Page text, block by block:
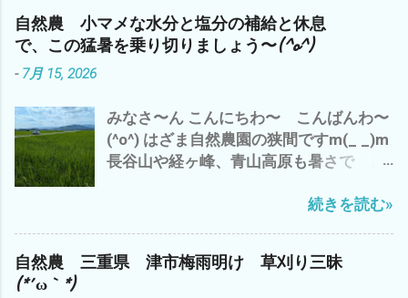
診のバイトを午前中に完了させ、 早く、
大人になりたいか？ 子供のまま のほ
うがイイのか？ - 6月 04, 2023 午後から
の誘導や補修など ジャンボニンニク も、
一部 収穫 これは、来年の種芋に^^; や
っぱ、 夕方になると、 藪蚊が〜(*´ω｀*)
^^; 最近の流行りの言葉？ で、 「コスパ
が高い 」 って言葉 パフォーマンス＝成
果 ÷ コスト＝物を生産するのにかかる費
用。原価 つまり、 成果と生産量の対比が
自然農 小マメな水分と塩分の補給と休息
で、この猛暑を乗り切りましょう〜(^o^)
- 7月 15, 2026
みなさ〜ん こんにちわ〜 こんばんわ〜
(^o^) はざま自然農園の狭間ですm(_ _)m
長谷山や経ヶ峰、青山高原も暑さで ど
や〜 三重県 津市では、 梅雨明けから
も 滅入るが、 猛暑も・・・・・・・・
(*´ω｀*) ところで、 わたしゃ〜 相変わら
続きを読む»
自然農 三重県 津市梅雨明け 草刈り三昧
(*´ω｀*)